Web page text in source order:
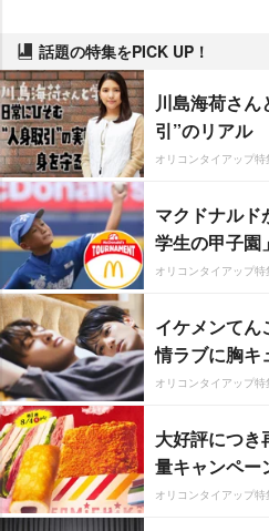
話題の特集をPICK UP！
川島海荷さん
引”のリアル
オリコンタイアップ特
マクドナルド
学生の甲子園」
オリコンタイアップ特
イケメンてん
情ラブに胸キ
オリコンタイアップ特
大好評につき
量キャンペー
オリコンタイアップ特